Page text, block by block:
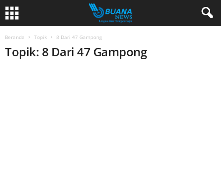
Beranda Topik 8 Dari 47 Gampong
Topik: 8 Dari 47 Gampong